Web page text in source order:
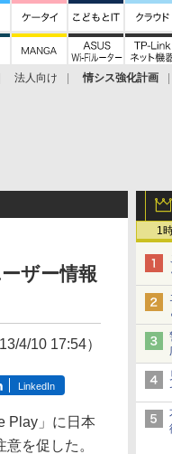
法人向け 情シス強化計画
1
ザー情報
4/10 17:54）
LinkedIn
Play」に日本
を促した。